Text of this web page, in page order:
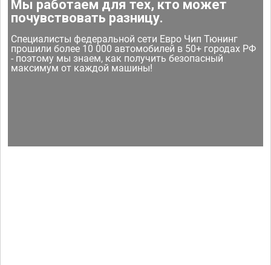
Мы работаем для тех, кто может
почувствовать разницу.
Специалисты федеральной сети Евро Чип Тюнинг
прошили более 10 000 автомобилей в 50+ городах РФ
- поэтому мы знаем, как получить безопасный
максимум от каждой машины!